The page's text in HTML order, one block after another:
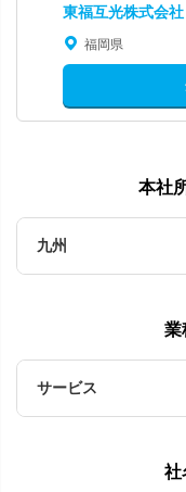
東福互光株式会社
福岡県
本社
九州
業
サービス
社